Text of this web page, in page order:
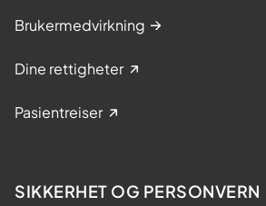
Brukermedvirkning
Dine rettigheter
Pasientreiser
SIKKERHET OG PERSONVERN